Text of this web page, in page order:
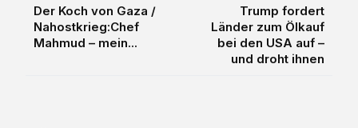
Der Koch von Gaza /
Nahostkrieg:Chef
Mahmud – mein...
Trump fordert
Länder zum Ölkauf
bei den USA auf –
und droht ihnen